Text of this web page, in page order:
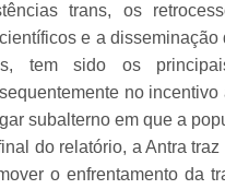
trans, os
e a
tem sido os
no
subalterno em que a
do relatório, a Antra
o enfrentamento da